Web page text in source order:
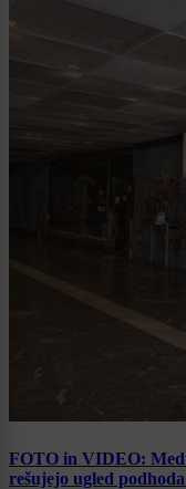
FOTO in VIDEO:
rešujejo ugled